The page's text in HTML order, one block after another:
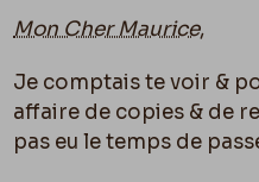
Mon Cher Maurice,
Je comptais te voir &
affaire de copies & de
pas eu le temps de